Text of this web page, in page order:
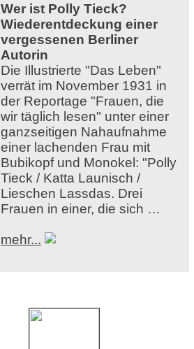
Wer ist Polly Tieck?
Wiederentdeckung einer
vergessenen Berliner
Autorin
Die Illustrierte "Das Leben"
verrät im November 1931 in
der Reportage "Frauen, die
wir täglich lesen" unter einer
ganzseitigen Nahaufnahme
einer lachenden Frau mit
Bubikopf und Monokel: "Polly
Tieck / Katta Launisch /
Lieschen Lassdas. Drei
Frauen in einer, die sich …
mehr...